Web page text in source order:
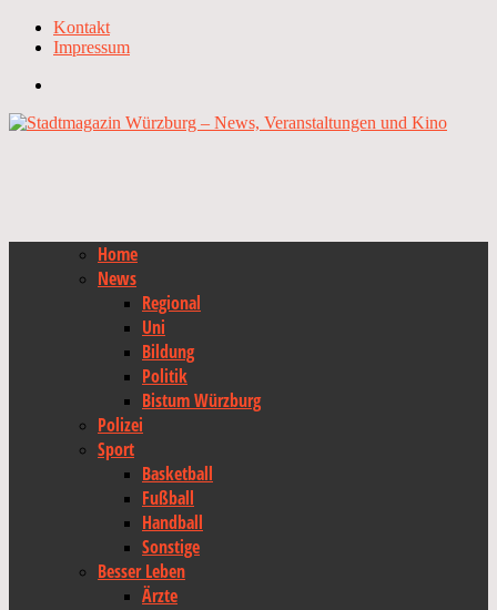
Kontakt
Impressum
Home
News
Regional
Uni
Bildung
Politik
Bistum Würzburg
Polizei
Sport
Basketball
Fußball
Handball
Sonstige
Besser Leben
Ärzte